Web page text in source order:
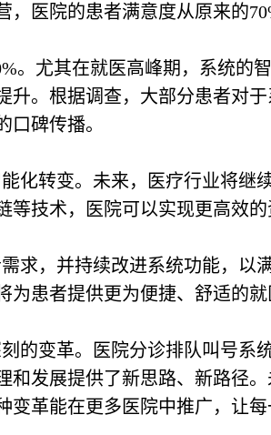
，医院的患者满意度从原来的
。尤其在就医高峰期，系统的智
升。根据调查，大部分患者对于
碑传播。
化转变。未来，医疗行业将继
等技术，医院可以实现更高效的
求，并持续改进系统功能，以
为患者提供更为便捷、舒适的就
的变革。医院分诊排队叫号系
和发展提供了新思路、新路径。
变革能在更多医院中推广，让每